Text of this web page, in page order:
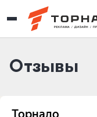
Изготовление
Отзывы